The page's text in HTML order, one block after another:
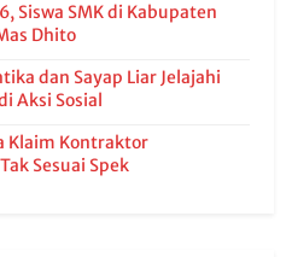
Siswa SMK di Kabupaten
Dhito
dan Sayap Liar Jelajahi
Aksi Sosial
Klaim Kontraktor
Sesuai Spek